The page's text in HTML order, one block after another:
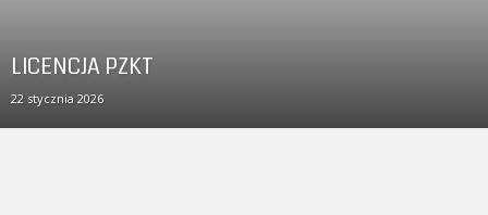
LICENCJA PZKT
22 stycznia 2026